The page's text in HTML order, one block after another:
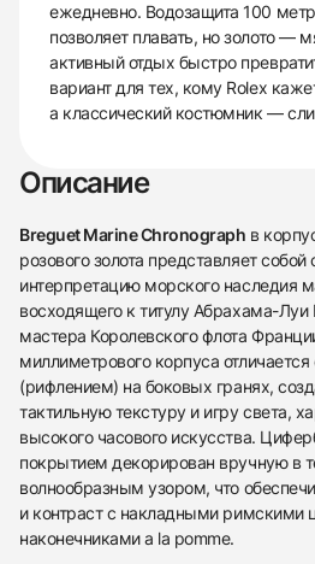
ежедневно. Водозащита 100
позволяет плавать, но золото —
активный отдых быстро
вариант для тех, кому Rolex
а классический костюмник —
Описание
Breguet Marine Chronograph в
розового золота представляет
интерпретацию морского наследия
восходящего к титулу Абрахама-Луи
мастера Королевского флота
миллиметрового корпуса
(рифлением) на боковых гранях,
тактильную текстуру и игру света,
высокого часового искусства.
покрытием декорирован вручную в
волнообразным узором, что
и контраст с накладными римскими
наконечниками a la pomme.